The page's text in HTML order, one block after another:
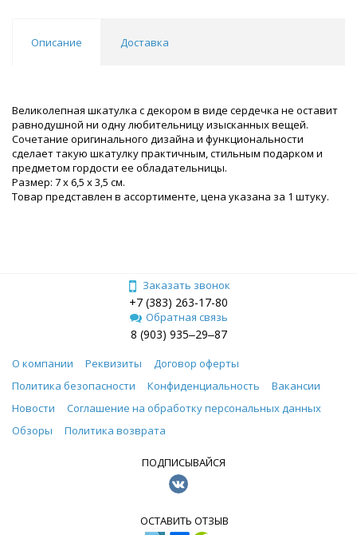
Описание Доставка
Великолепная шкатулка с декором в виде сердечка не оставит
равнодушной ни одну любительницу изысканных вещей.
Сочетание оригинального дизайна и функциональности
сделает такую шкатулку практичным, стильным подарком и
предметом гордости ее обладательницы.
Размер: 7 х 6,5 х 3,5 см.
Товар представлен в ассортименте, цена указана за 1 штуку.
Заказать звонок
+7 (383) 263-17-80
Обратная связь
8 (903) 935‒29‒87
О компании Реквизиты
Договор оферты
Политика безопасности
Конфиденциальность
Вакансии
Новости
Соглашение на обработку персональных данных
Обзоры
Политика возврата
ПОДПИСЫВАЙСЯ
ОСТАВИТЬ ОТЗЫВ